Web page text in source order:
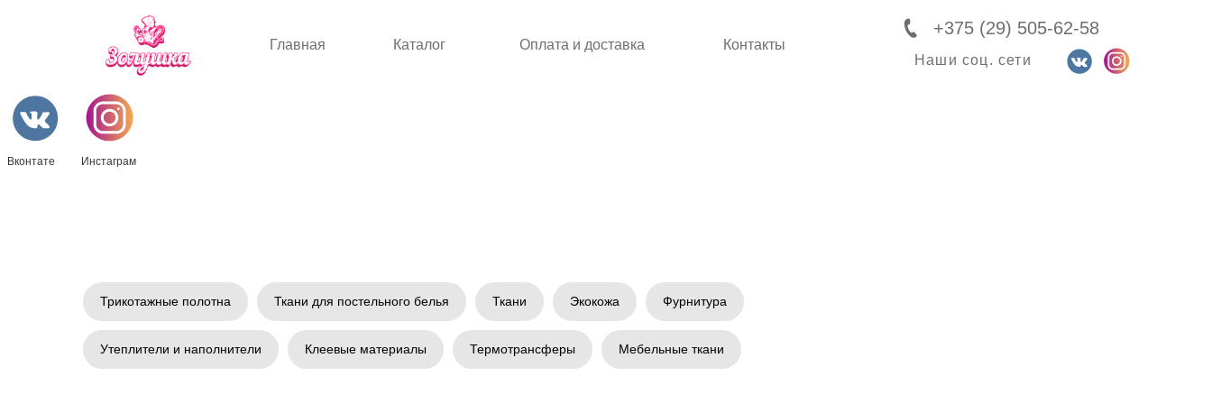
Наши соц. сети
+375 (29) 505-62-58
Каталог Оплата и доставка Контакты
Главная
Вконтате Инстаграм
Трикотажные полотна Ткани для постельного белья Ткани Экокожа Фурнитура
Утеплители и наполнители Клеевые материалы Термотрансферы Мебельные ткани